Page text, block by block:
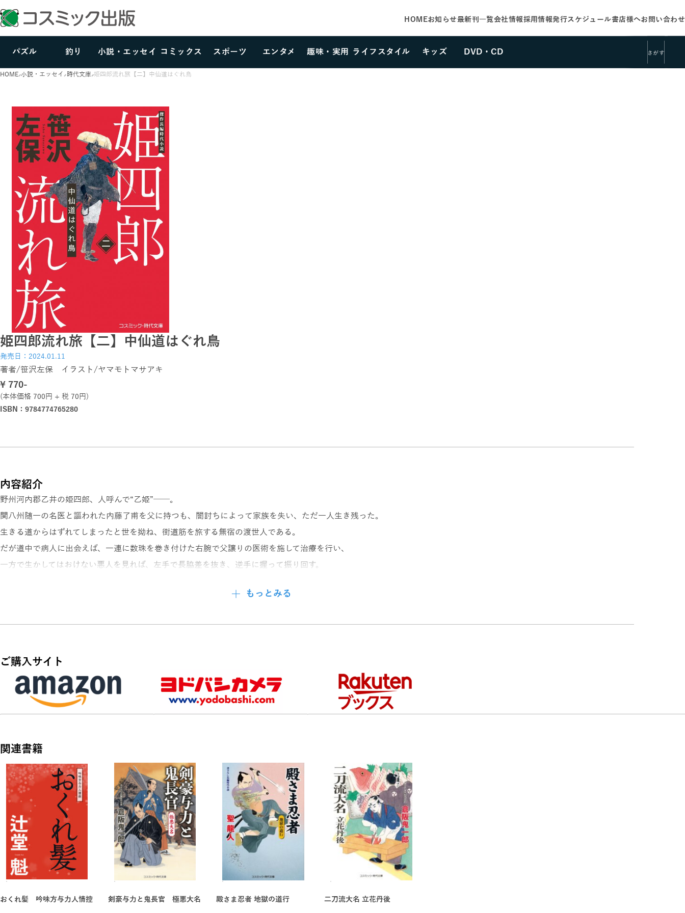
HOMEお知らせ最新刊一覧会社情報採用情報発行スケジュール書店様へお問い合わせ
パズル 釣り 小説・エッセイ コミックス スポーツ エンタメ 趣味・実用 ライフスタイル キッズ DVD・CD さがす
カテゴリーを選択する
HOME 小説・エッセイ 時代文庫 姫四郎流れ旅【二】中仙道はぐれ鳥
姫四郎流れ旅【二】中仙道はぐれ鳥
発売日：2024.01.11
著者/笹沢左保 イラスト/ヤマモトマサアキ
\ 770-
(本体価格 700円 + 税 70円)
ISBN：9784774765280
内容紹介
野州河内郡乙井の姫四郎、人呼んで“乙姫”──。
関八州随一の名医と謳われた内藤了甫を父に持つも、闇討ちによって家族を失い、ただ一人生き残った。
生きる道からはずれてしまったと世を拗ね、街道筋を旅する無宿の渡世人である。
だが道中で病人に出会えば、一連に数珠を巻き付けた右腕で父譲りの医術を施して治療を行い、
一方で生かしてはおけない悪人を見れば、左手で長脇差を抜き、逆手に握って振り回す。
どちらも自分にとってただの道楽だと、自嘲的に笑いを浮かべるのだった。
もっとみる
ご購入サイト
関連書籍
おくれ髪 吟味方与力人情控 剣豪与力と鬼長官 極悪大名 殿さま忍者 地獄の道行 二刀流大名 立花丹後